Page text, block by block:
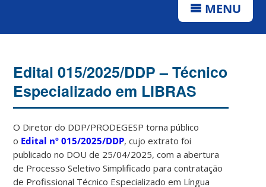
MENU
Edital 015/2025/DDP – Técnico
Especializado em LIBRAS
O Diretor do DDP/PRODEGESP torna público
o Edital nº 015/2025/DDP, cujo extrato foi
publicado no DOU de 25/04/2025, com a abertura
de Processo Seletivo Simplificado para contratação
de Profissional Técnico Especializado em Língua